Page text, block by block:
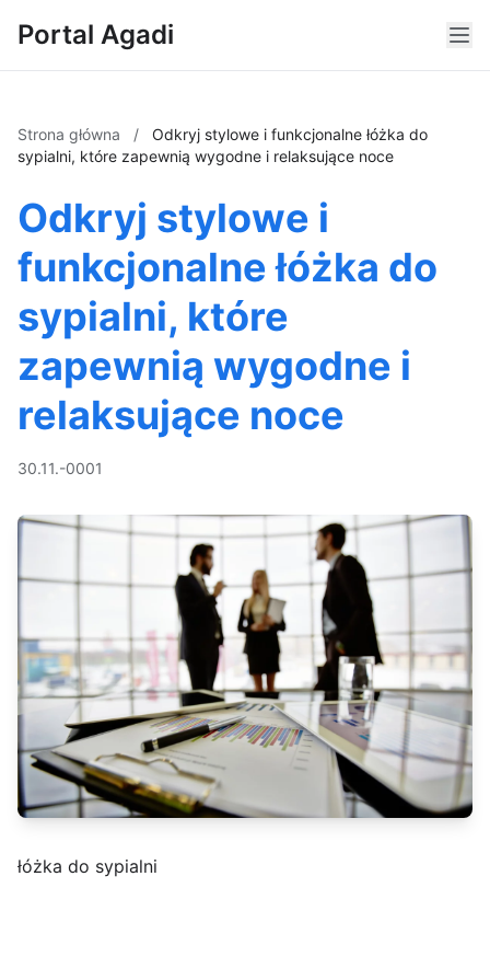
Portal Agadi
Strona główna /
Odkryj stylowe i funkcjonalne łóżka do
sypialni, które zapewnią wygodne i relaksujące noce
Odkryj stylowe i
funkcjonalne łóżka do
sypialni, które
zapewnią wygodne i
relaksujące noce
30.11.-0001
łóżka do sypialni